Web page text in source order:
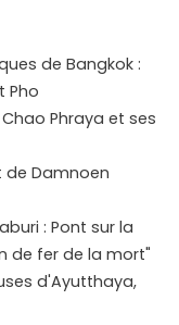
de Bangkok :
Pho
Phraya et ses
Damnoen
: Pont sur la
de fer de la mort"
d'Ayutthaya,